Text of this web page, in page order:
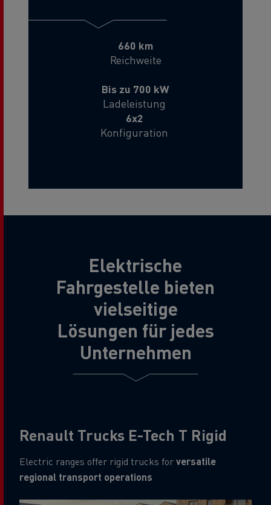
660 km
Reichweite
Bis zu 700 kW
Ladeleistung
6x2
Konfiguration
Elektrische
Fahrgestelle bieten
vielseitige
Lösungen für jedes
Unternehmen
Renault Trucks E-Tech T Rigid
Electric ranges offer rigid trucks forversatile
regional transport operations